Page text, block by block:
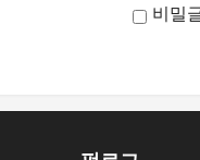
비밀